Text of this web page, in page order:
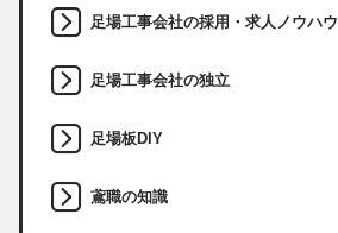
足場工事会社の採用・求人ノウハウ
足場工事会社の独立
足場板DIY
鳶職の知識